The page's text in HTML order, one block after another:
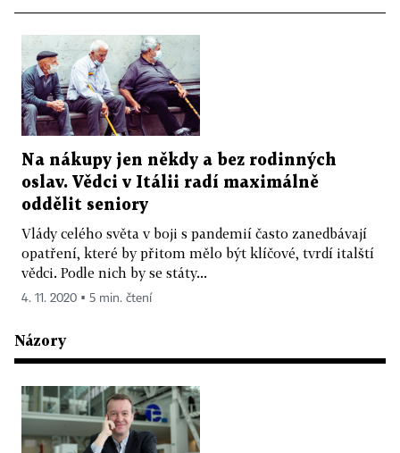
Na nákupy jen někdy a bez rodinných
oslav. Vědci v Itálii radí maximálně
oddělit seniory
Vlády celého světa v boji s pandemií často zanedbávají
opatření, které by přitom mělo být klíčové, tvrdí italští
vědci. Podle nich by se státy...
4. 11. 2020 ▪ 5 min. čtení
Názory